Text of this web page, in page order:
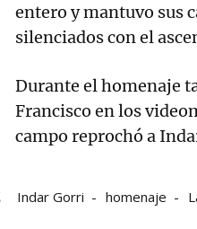
entero y mantuvo sus
silenciados con el
Durante el homenaje
Francisco en los
campo reprochó a
Indar Gorri homenaje